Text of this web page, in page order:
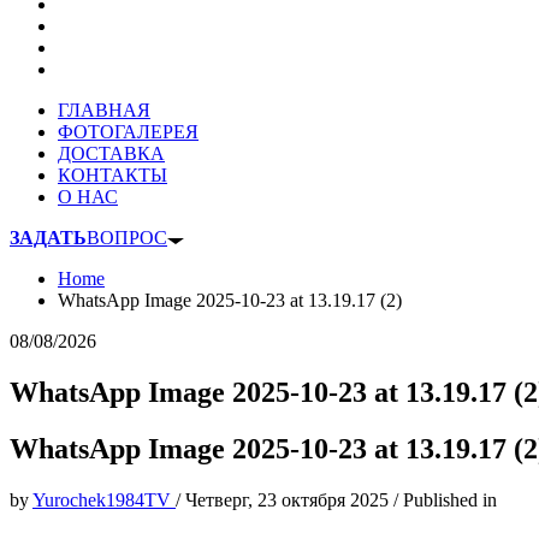
ГЛАВНАЯ
ФОТОГАЛЕРЕЯ
ДОСТАВКА
КОНТАКТЫ
О НАС
ЗАДАТЬВОПРОС
Home
WhatsApp Image 2025-10-23 at 13.19.17 (2)
08/08/2026
WhatsApp Image 2025-10-23 at 13.19.17
WhatsApp Image 2025-10-23 at 13.19.17
byYurochek1984TV /Четверг, 23 октября 2025 /Published in